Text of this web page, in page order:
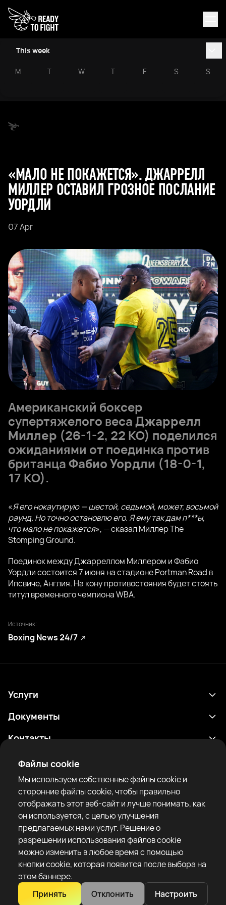
This week
M T W T F S S
Файлы cookie
Мы используем собственные файлы cookie и
сторонние файлы cookie, чтобы правильно
отображать этот веб-сайт и лучше понимать, как
он используется, с целью улучшения
предлагаемых нами услуг. Решение о
разрешении использования файлов cookie
можно изменить в любое время с помощью
кнопки cookie, которая появится после выбора на
этом баннере.
Принять
Отклонить Настроить
«МАЛО НЕ ПОКАЖЕТСЯ». ДЖАРРЕЛЛ
МИЛЛЕР ОСТАВИЛ ГРОЗНОЕ ПОСЛАНИЕ
УОРДЛИ
07 Apr
Американский боксер
супертяжелого весаДжаррелл
Миллер (26-1-2, 22 КО) поделился
ожиданиями от поединка против
британцаФабио Уордли (18-0-1,
17 КО).
«Я его нокаутирую — шестой, седьмой, может, восьмой
раунд. Но точно остановлю его. Я ему так дам п***ы,
что мало не покажется», — сказал Миллер The
Stomping Ground.
Поединок между Джарреллом Миллером и Фабио
Уордли состоится 7 июня на стадионе Portman Road в
Ипсвиче, Англия. На кону противостояния будет стоять
титул временного чемпиона WBA.
Источник:
Boxing News 24/7
RTF United service limited
6 Burrows court, Liverpool, United Kingdom
Услуги
Расписание
Боксеры
Рейтинги
Новости
Статьи
Sparring Finder
Документы
Политика конфиденциальности
Уведомление о рисках
Правила сообщества
Контакты
support@rtfight.com
Приложения